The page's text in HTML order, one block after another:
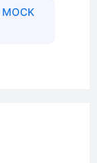
MOCK